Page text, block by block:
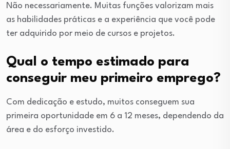
Não necessariamente. Muitas funções valorizam mais
as habilidades práticas e a experiência que você pode
ter adquirido por meio de cursos e projetos.
Qual o tempo estimado para
conseguir meu primeiro emprego?
Com dedicação e estudo, muitos conseguem sua
primeira oportunidade em 6 a 12 meses, dependendo da
área e do esforço investido.